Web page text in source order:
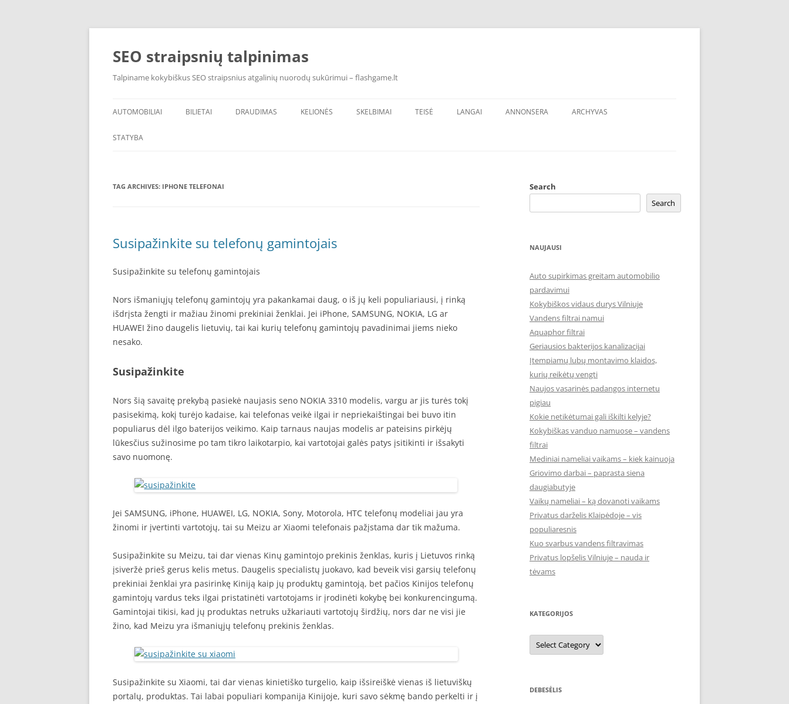
Skip
SEO straipsnių talpinimas
Talpiname kokybiškus SEO straipsnius atgalinių nuorodų sukūrimui – flashgame.lt
AUTOMOBILIAI BILIETAI DRAUDIMAS KELIONĖS SKELBIMAI TEISĖ LANGAI ANNONSERA ARCHYVAS
STATYBA
TAG ARCHIVES: IPHONE TELEFONAI
Susipažinkite su telefonų gamintojais
Susipažinkite su telefonų gamintojais
Nors išmaniųjų telefonų gamintojų yra pakankamai daug, o iš jų keli populiariausi, į rinką
išdrįsta žengti ir mažiau žinomi prekiniai ženklai. Jei iPhone, SAMSUNG, NOKIA, LG ar
HUAWEI žino daugelis lietuvių, tai kai kurių telefonų gamintojų pavadinimai jiems nieko
nesako.
Susipažinkite
Nors šią savaitę prekybą pasiekė naujasis seno NOKIA 3310 modelis, vargu ar jis turės tokį
pasisekimą, kokį turėjo kadaise, kai telefonas veikė ilgai ir nepriekaištingai bei buvo itin
populiarus dėl ilgo baterijos veikimo. Kaip tarnaus naujas modelis ar pateisins pirkėjų
lūkesčius sužinosime po tam tikro laikotarpio, kai vartotojai galės patys įsitikinti ir išsakyti
savo nuomonę.
Jei SAMSUNG, iPhone, HUAWEI, LG, NOKIA, Sony, Motorola, HTC telefonų modeliai jau yra
žinomi ir įvertinti vartotojų, tai su Meizu ar Xiaomi telefonais pažįstama dar tik mažuma.
Susipažinkite su Meizu, tai dar vienas Kinų gamintojo prekinis ženklas, kuris į Lietuvos rinką
įsiveržė prieš gerus kelis metus. Daugelis specialistų juokavo, kad beveik visi garsių telefonų
prekiniai ženklai yra pasirinkę Kiniją kaip jų produktų gamintoją, bet pačios Kinijos telefonų
gamintojų vardus teks ilgai pristatinėti vartotojams ir įrodinėti kokybę bei konkurencingumą.
Gamintojai tikisi, kad jų produktas netruks užkariauti vartotojų širdžių, nors dar ne visi jie
žino, kad Meizu yra išmaniųjų telefonų prekinis ženklas.
Susipažinkite su Xiaomi, tai dar vienas kinietiško turgelio, kaip išsireiškė vienas iš lietuviškų
portalų, produktas. Tai labai populiari kompanija Kinijoje, kuri savo sėkmę bando perkelti ir į
Search
Search
NAUJAUSI
Auto supirkimas greitam automobilio
pardavimui
Kokybiškos vidaus durys Vilniuje
Vandens filtrai namui
Aquaphor filtrai
Geriausios bakterijos kanalizacijai
Įtempiamų lubų montavimo klaidos,
kurių reikėtų vengti
Naujos vasarinės padangos internetu
pigiau
Kokie netikėtumai gali iškilti kelyje?
Kokybiškas vanduo namuose – vandens
filtrai
Mediniai nameliai vaikams – kiek kainuoja
Griovimo darbai – paprasta siena
daugiabutyje
Vaikų nameliai – ką dovanoti vaikams
Privatus darželis Klaipėdoje – vis
populiaresnis
Kuo svarbus vandens filtravimas
Privatus lopšelis Vilniuje – nauda ir
tėvams
KATEGORIJOS
Kategorijos
DEBESĖLIS